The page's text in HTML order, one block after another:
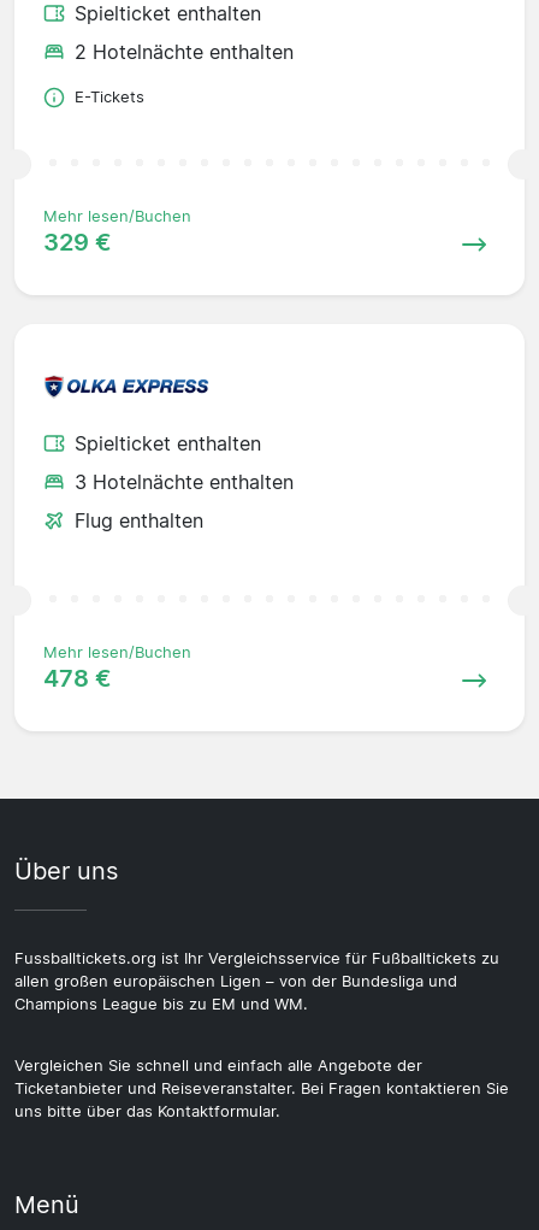
Spielticket enthalten
2 Hotelnächte enthalten
E-Tickets
Mehr lesen/Buchen
329 €
Spielticket enthalten
3 Hotelnächte enthalten
Flug enthalten
Mehr lesen/Buchen
478 €
Über uns
Fussballtickets.org ist Ihr Vergleichsservice für Fußballtickets zu
allen großen europäischen Ligen – von der Bundesliga und
Champions League bis zu EM und WM.
Vergleichen Sie schnell und einfach alle Angebote der
Ticketanbieter und Reiseveranstalter. Bei Fragen kontaktieren Sie
uns bitte über das Kontaktformular.
Menü